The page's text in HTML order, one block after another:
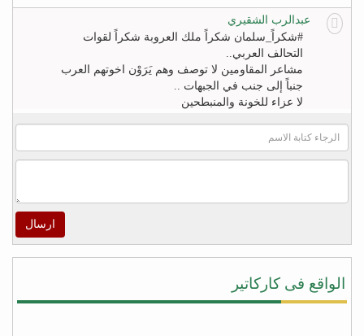
عبدالرب الشقيري
#‏شكراً_سلمان‬ شكراً ملك العروبة شكراً لقوات
التحالف العربي..
مشاعر المقاومين لا توصف وهم يَرَوْن اخوتهم العرب
جنباً إلى جنب في الجبهات ..
لا عزاء للخونة والمنبطحين
khaled zahr
– https://youtu.be/4qUPWeXwNh0
المدينة ولاشيئ يعيد الابتسامة إليهم ويذهب الخوف عن
قلوبهم ويعيد الأمل في الخلاص من جحافل المليشيا
ارسال
الواقع فى كاركاتير